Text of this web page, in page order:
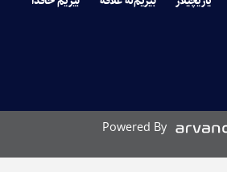
Powered By